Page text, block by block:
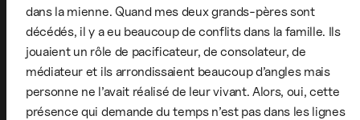
dans la mienne. Quand mes deux grands-pères sont
décédés, il y a eu beaucoup de conflits dans la famille. Ils
jouaient un rôle de pacificateur, de consolateur, de
médiateur et ils arrondissaient beaucoup d’angles mais
personne ne l’avait réalisé de leur vivant. Alors, oui, cette
présence qui demande du temps n’est pas dans les lignes